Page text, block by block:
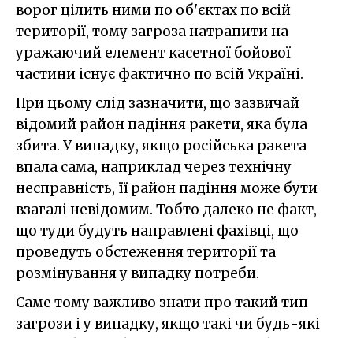
ворог цілить ними по об'єктах по всій
території, тому загроза натрапити на
уражаючий елемент касетної бойової
частини існує фактично по всій Україні.
При цьому слід зазначити, що зазвичай
відомий район падіння ракети, яка була
збита. У випадку, якщо російська ракета
впала сама, наприклад через технічну
несправність, її район падіння може бути
взагалі невідомим. Тобто далеко не факт,
що туди будуть направлені фахівці, що
проведуть обстеження території та
розмінування у випадку потреби.
Саме тому важливо знати про такий тип
загрози і у випадку, якщо такі чи будь-які